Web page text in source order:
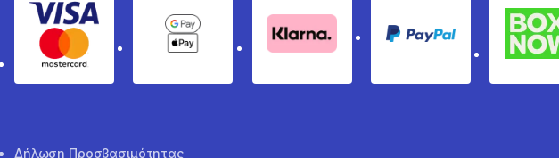
Visa & MastercardGoogle Pay & Apple Pay
Klarna PayPal
Δήλωση Προσβασιμότητας